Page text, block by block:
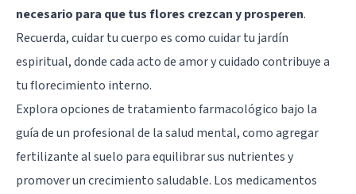
necesario para que tus flores crezcan y prosperen.
Recuerda, cuidar tu cuerpo es como cuidar tu jardín
espiritual, donde cada acto de amor y cuidado contribuye a
tu florecimiento interno.
Explora opciones de tratamiento farmacológico bajo la
guía de un profesional de la salud mental, como agregar
fertilizante al suelo para equilibrar sus nutrientes y
promover un crecimiento saludable. Los medicamentos